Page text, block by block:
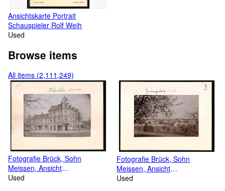
Ansichtskarte Portrait
Schauspieler Rolf Weih
Used
Browse items
All items (2,111,249)
Fotografie Brück, Sohn
Meissen, Ansicht
Kötzschenbroda, Partie an der
Used
Fotografie Brück, Sohn
Meissen, Ansicht
Hintergersdorf, Blick auf den
Used